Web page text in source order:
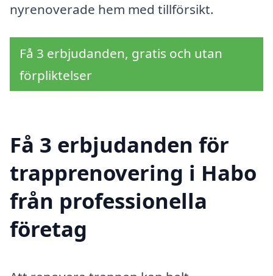
nyrenoverade hem med tillförsikt.
Få 3 erbjudanden, gratis och utan
förpliktelser
Få 3 erbjudanden för
trapprenovering i Habo
från professionella
företag